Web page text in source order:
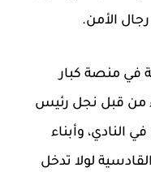
الأمن.
في منصة كبار
من قبل نجل رئيس
النادي، وأبناء
لولا تدخل